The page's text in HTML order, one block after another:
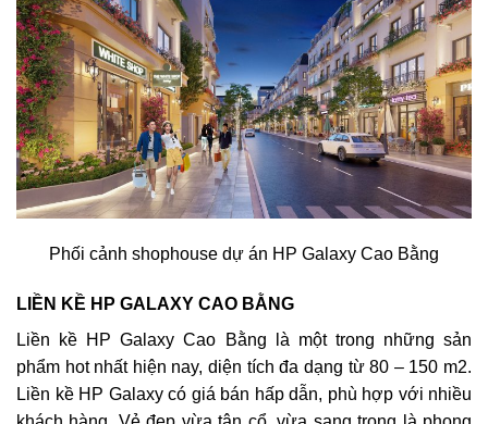
Phối cảnh shophouse dự án HP Galaxy Cao Bằng
LIỀN KỀ HP GALAXY CAO BẰNG
Liền kề HP Galaxy Cao Bằng là một trong những sản
phẩm hot nhất hiện nay, diện tích đa dạng từ 80 – 150 m2.
Liền kề HP Galaxy có giá bán hấp dẫn, phù hợp với nhiều